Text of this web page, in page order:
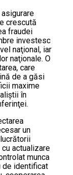
crescută
fraudei
investesc
naţional, iar
naţionale. O
care
de a găsi
maxime
în
un
actualizare
munca
de identificat